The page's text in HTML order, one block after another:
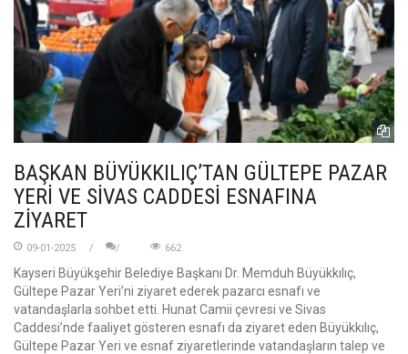
BAŞKAN BÜYÜKKILIÇ’TAN GÜLTEPE PAZAR
YERİ VE SİVAS CADDESİ ESNAFINA
ZİYARET
09-01-2025 662
Kayseri Büyükşehir Belediye Başkanı Dr. Memduh Büyükkılıç,
Gültepe Pazar Yeri’ni ziyaret ederek pazarcı esnafı ve
vatandaşlarla sohbet etti. Hunat Camii çevresi ve Sivas
Caddesi’nde faaliyet gösteren esnafı da ziyaret eden Büyükkılıç,
Gültepe Pazar Yeri ve esnaf ziyaretlerinde vatandaşların talep ve